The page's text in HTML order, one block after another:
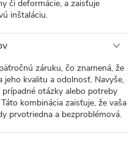
či deformácie, a zaisťuje
inštaláciu.
záruku, čo znamená, že
kvalitu a odolnosť. Navyše,
otázky alebo potreby
kombinácia zaisťuje, že vaša
prvotriedna a bezproblémová.